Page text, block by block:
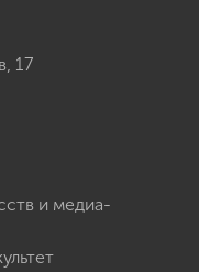
17
и медиа-